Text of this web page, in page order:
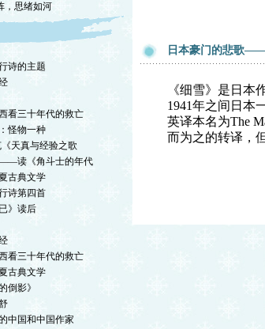
，思绪如河
诗的主题
看三十年代的救亡
怪物一种
《天真与经验之歌
——读《角斗士的年代
古典文学
诗第四首
》读后
看三十年代的救亡
古典文学
倒影》
中国和中国作家
日本豪门的悲歌——
《细雪》是日本
1941年之间日本
英译本名为The
而为之的转译，